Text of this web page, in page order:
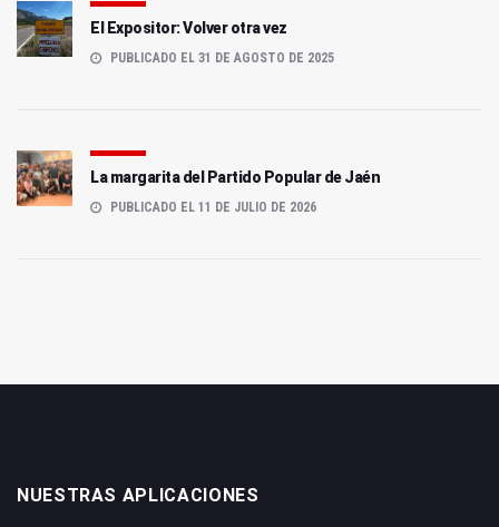
El Expositor: Volver otra vez
PUBLICADO EL 31 DE AGOSTO DE 2025
La margarita del Partido Popular de Jaén
PUBLICADO EL 11 DE JULIO DE 2026
NUESTRAS APLICACIONES